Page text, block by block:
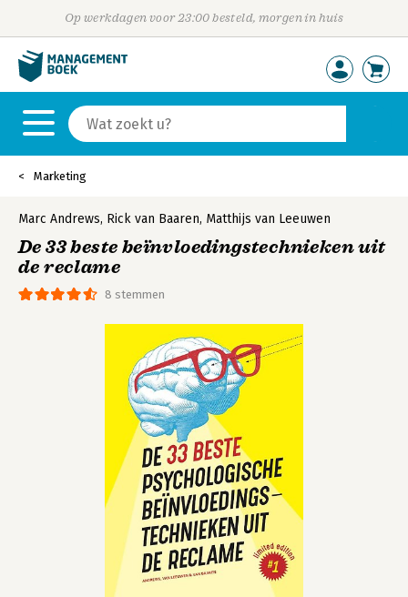
Op werkdagen voor 23:00 besteld, morgen in huis
Marketing
8 stemmen
Marc Andrews, Rick van Baaren, Matthijs van Leeuwen
De 33 beste beïnvloedingstechnieken uit
de reclame